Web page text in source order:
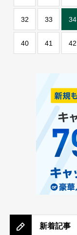
32 33 34
40 41 42
新着記事